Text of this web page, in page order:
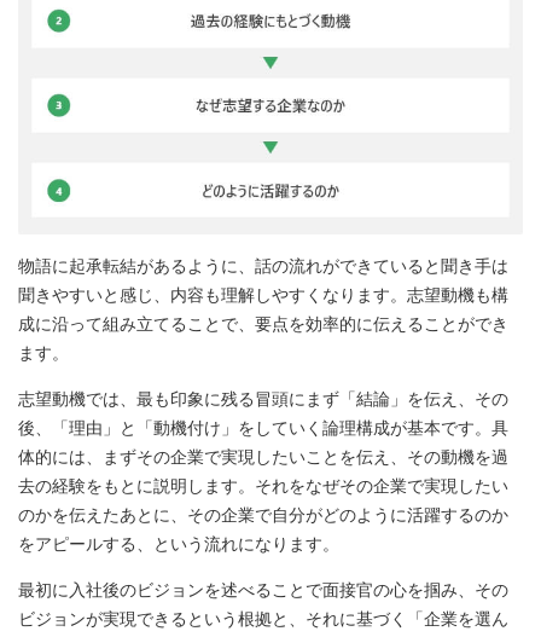
物語に起承転結があるように、話の流れができていると聞き手は
聞きやすいと感じ、内容も理解しやすくなります。志望動機も構
成に沿って組み立てることで、要点を効率的に伝えることができ
ます。
志望動機では、最も印象に残る冒頭にまず「結論」を伝え、その
後、「理由」と「動機付け」をしていく論理構成が基本です。具
体的には、まずその企業で実現したいことを伝え、その動機を過
去の経験をもとに説明します。それをなぜその企業で実現したい
のかを伝えたあとに、その企業で自分がどのように活躍するのか
をアピールする、という流れになります。
最初に入社後のビジョンを述べることで面接官の心を掴み、その
ビジョンが実現できるという根拠と、それに基づく「企業を選ん